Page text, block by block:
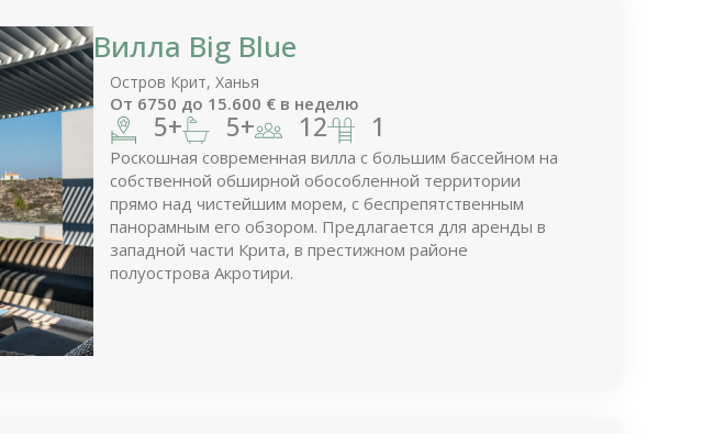
Вилла Big Blue
Остров Крит, Ханья
От 6750 до 15.600 € в неделю
5+ 5+ 12 1
Роскошная современная вилла с большим бассейном на
собственной обширной обособленной территории
прямо над чистейшим морем, с беспрепятственным
панорамным его обзором. Предлагается для аренды в
западной части Крита, в престижном районе
полуострова Акротири.